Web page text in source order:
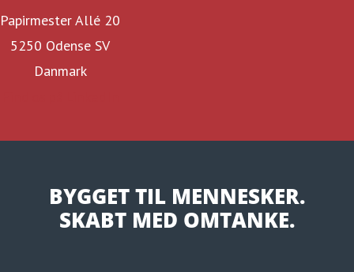
Papirmester Allé 20
5250 Odense SV
Danmark